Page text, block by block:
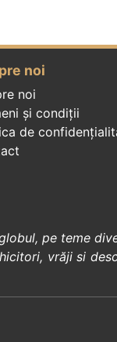
noi
noi
și condiții
de
pe teme
, vrăji si